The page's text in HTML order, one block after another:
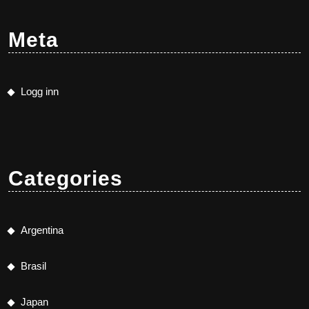
Meta
Logg inn
Categories
Argentina
Brasil
Japan